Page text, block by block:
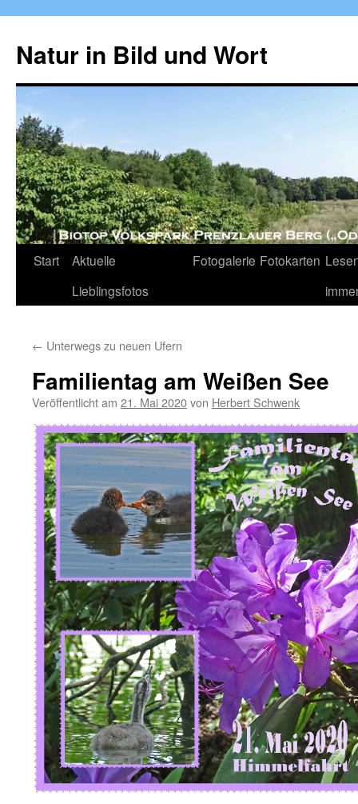
springen
Natur in Bild und Wort
Start
Aktuelle
Lieblingsfotos
Fotogalerie Fotokarten
← Unterwegs zu neuen Ufern
Familientag am Weißen See
Veröffentlicht am 21. Mai 2020von Herbert Schwenk